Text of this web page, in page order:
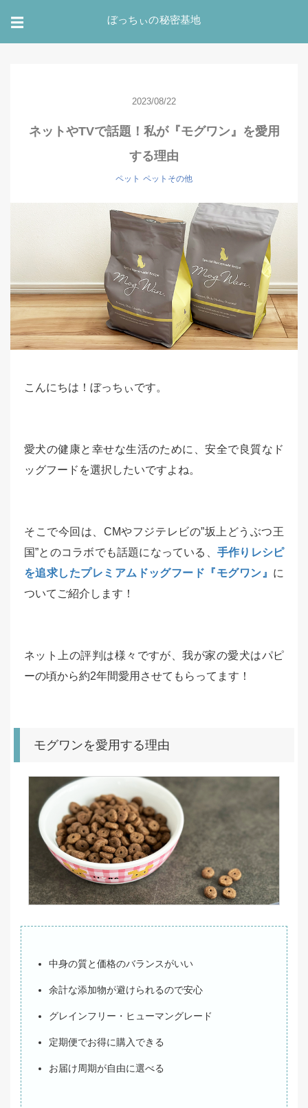
☰ ぼっちぃの秘密基地
2023/08/22
ネットやTVで話題！私が『モグワン』を愛用
する理由
ペット ペットその他
こんにちは！ぼっちぃです。
愛犬の健康と幸せな生活のために、安全で良質なド
ッグフードを選択したいですよね。
そこで今回は、CMやフジテレビの”坂上どうぶつ王
国”とのコラボでも話題になっている、 手作りレシピ
を追求したプレミアムドッグフード『モグワン』 に
ついてご紹介します！
ネット上の評判は様々ですが、我が家の愛犬はパピ
ーの頃から約2年間愛用させてもらってます！
モグワンを愛用する理由
中身の質と価格のバランスがいい
余計な添加物が避けられるので安心
グレインフリー・ヒューマングレード
定期便でお得に購入できる
お届け周期が自由に選べる